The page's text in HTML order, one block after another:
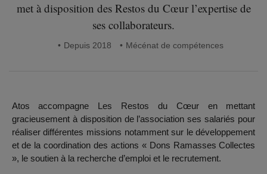
met à disposition des Restos du Cœur l’expertise de
ses collaborateurs.
Depuis 2018 Mécénat de compétences
Atos accompagne Les Restos du Cœur en mettant
gracieusement à disposition de l’association ses salariés pour
réaliser différentes missions notamment sur le développement
et de la coordination des actions « Dons Ramasses Collectes
», le soutien à la recherche d’emploi et le recrutement.